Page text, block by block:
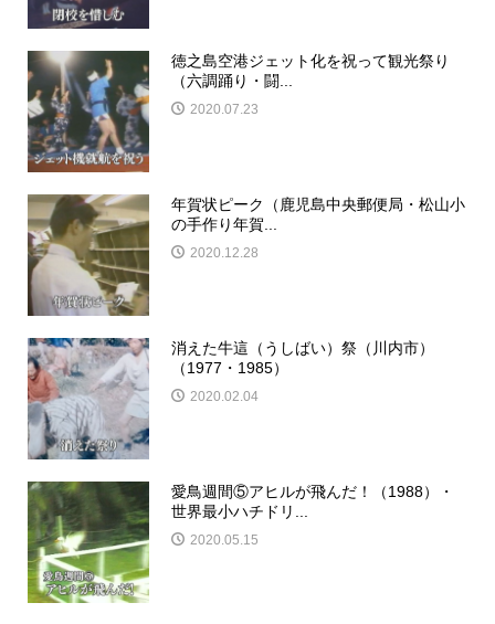
徳之島空港ジェット化を祝って観光祭り
（六調踊り・闘...
2020.07.23
年賀状ピーク（鹿児島中央郵便局・松山小
の手作り年賀...
2020.12.28
消えた牛這（うしばい）祭（川内市）
（1977・1985）
2020.02.04
愛鳥週間⑤アヒルが飛んだ！（1988）・
世界最小ハチドリ...
2020.05.15